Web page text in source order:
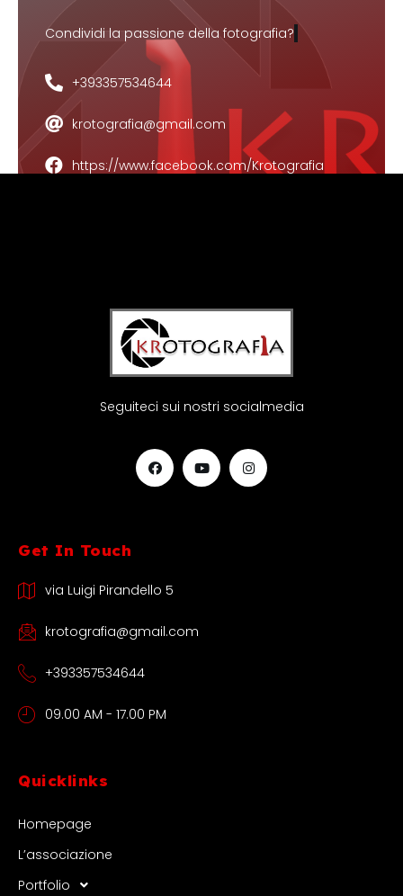
Condividi la passione della fotografia?
+393357534644
krotografia@gmail.com
https://www.facebook.com/Krotografia
Seguiteci sui nostri socialmedia
Get In Touch
via Luigi Pirandello 5
krotografia@gmail.com
+393357534644
09.00 AM - 17.00 PM
Quicklinks
Homepage
L’associazione
Portfolio